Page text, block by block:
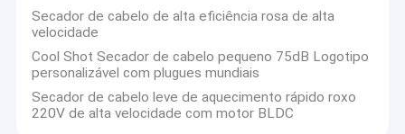
Para casa
Produtos
Sobre nós
Secador de cabelo de alta eficiência rosa de alta
velocidade
Cool Shot Secador de cabelo pequeno 75dB Logotipo
personalizável com plugues mundiais
Secador de cabelo leve de aquecimento rápido roxo
220V de alta velocidade com motor BLDC
A XingDa Circuits Technology Co., Ltd foi fundada em 2011, com
foco no desenvolvimento e produção de pequenos aparelhos
domésticos,Os principais produtos incluem os aparelhos de
beleza domésticos e muitas outras ferramentas de penteado,
como secador de cabelo, alisador de cabelo e enrolador.